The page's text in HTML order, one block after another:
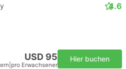
4.6
USD 95
pro Erwachsener
Hier buchen